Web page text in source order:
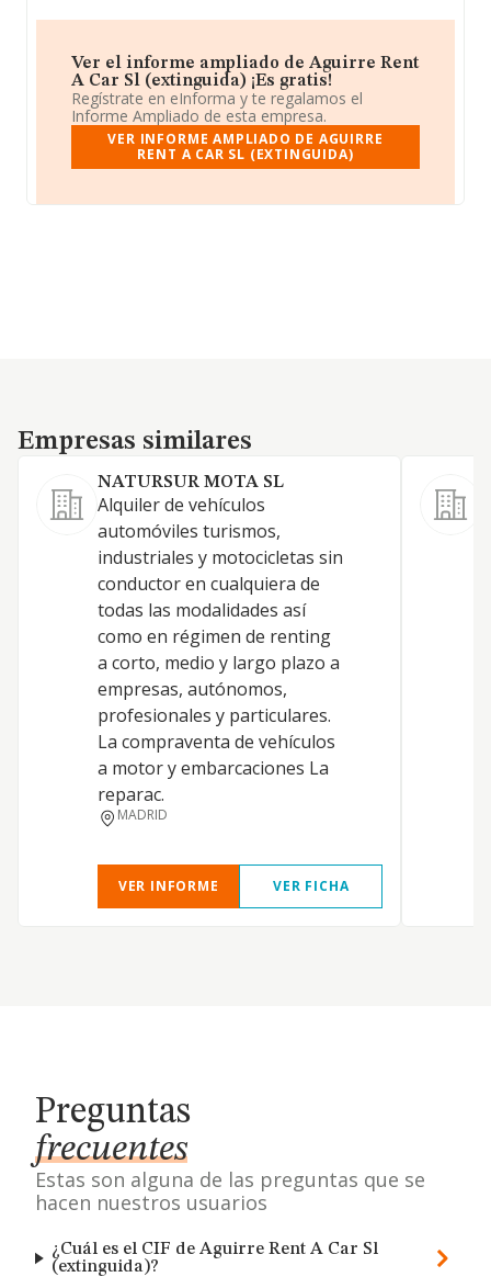
Ver el informe ampliado de Aguirre Rent
A Car Sl (extinguida) ¡Es gratis!
Regístrate en eInforma y te regalamos el
Informe Ampliado de esta empresa.
VER INFORME AMPLIADO DE AGUIRRE
RENT A CAR SL (EXTINGUIDA)
Empresas similares
Empresas similares
NATURSUR MOTA SL
Alquiler de vehículos
automóviles turismos,
industriales y motocicletas sin
conductor en cualquiera de
todas las modalidades así
como en régimen de renting
a corto, medio y largo plazo a
empresas, autónomos,
profesionales y particulares.
La compraventa de vehículos
a motor y embarcaciones La
reparac.
MADRID
VER INFORME VER FICHA
Preguntas
frecuentes
Estas son alguna de las preguntas que se
hacen nuestros usuarios
¿Cuál es el CIF de Aguirre Rent A Car Sl
(extinguida)?